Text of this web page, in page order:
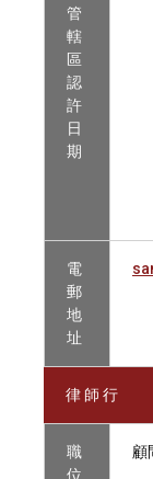
管
轄
區
認
許
日
期
電
郵
地
址
律 師 行
職
位
顧